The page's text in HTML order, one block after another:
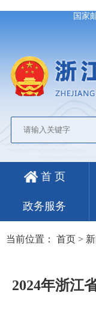
国家
首 页
政务服务
当前位置： 首页 >
2024年浙江